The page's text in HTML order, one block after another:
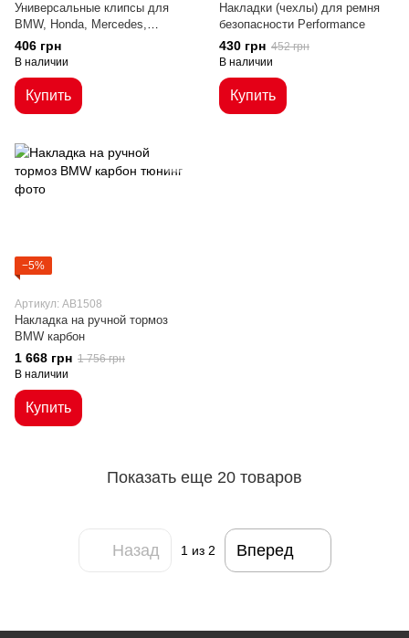
Универсальные клипсы для
BMW, Honda, Mercedes,
Renault, Peugeot, Kia, Toyota,
VW
406 грн
В наличии
Купить
Накладки (чехлы) для ремня
безопасности Performance
430 грн 452 грн
В наличии
Купить
−5%
Артикул: AB1508
Накладка на ручной тормоз
BMW карбон
1 668 грн 1 756 грн
В наличии
Купить
Показать еще 20 товаров
Назад 1 из 2 Вперед